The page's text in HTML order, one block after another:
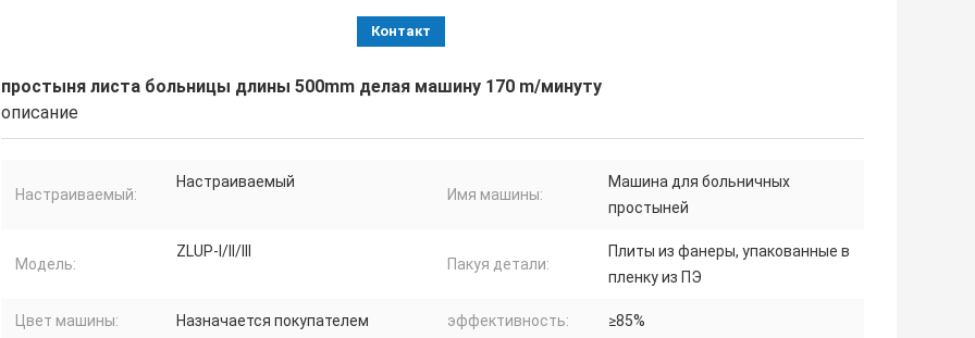
Контакт
простыня листа больницы длины 500mm делая машину 170 m/минуту
описание
Настраиваемый:
Настраиваемый
Имя машины:
Машина для больничных
простыней
Модель:
ZLUP-I/II/III
Пакуя детали:
Плиты из фанеры, упакованные в
пленку из ПЭ
Цвет машины: Назначается покупателем эффективность: ≥85%